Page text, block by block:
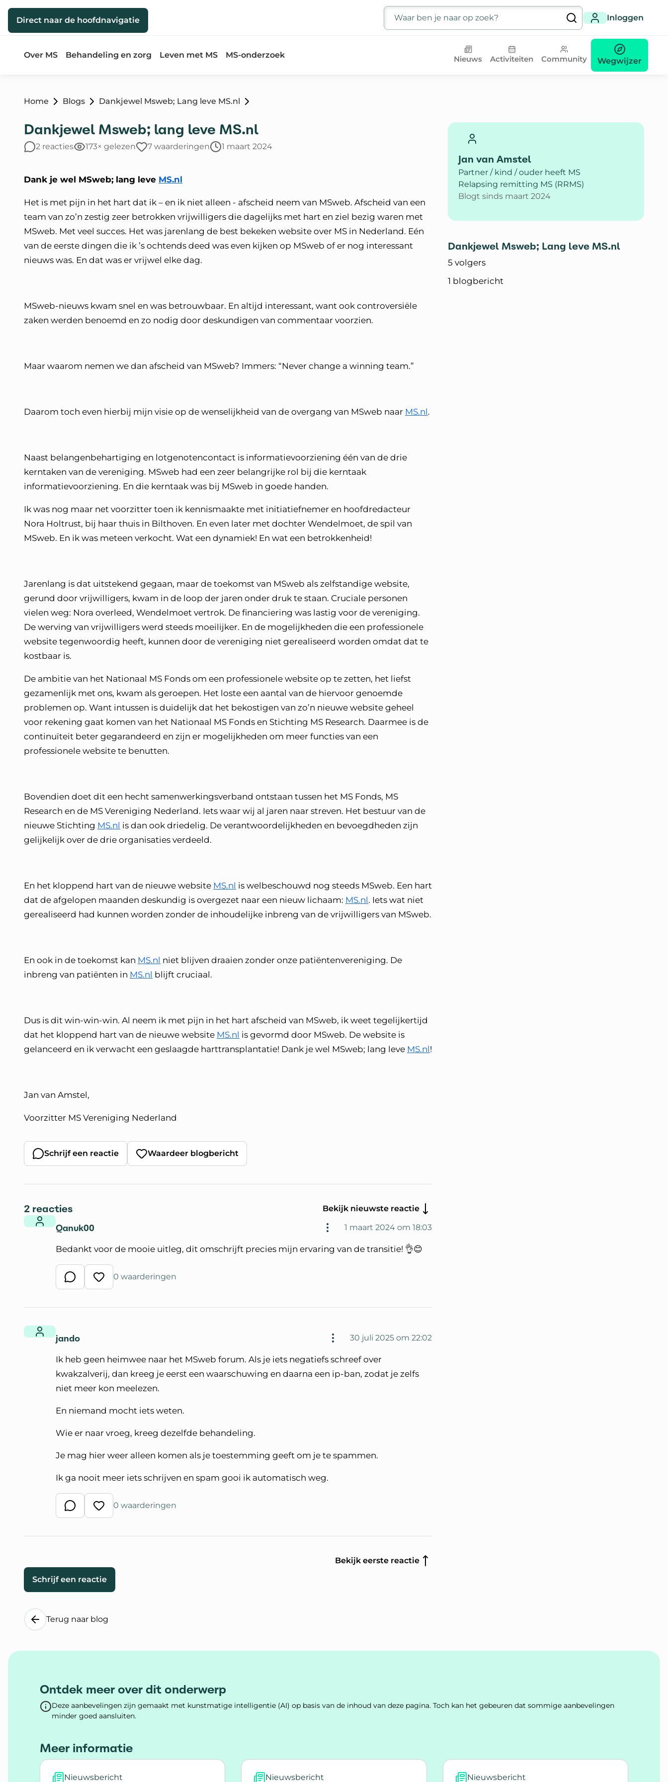
Direct naar de inhoud
Direct naar de hoofdnavigatie
Zoeken
Inloggen
Over MS Behandeling en zorg Leven met MS MS-onderzoek Nieuws Activiteiten Community Wegwijzer
Home Blogs Dankjewel Msweb; Lang leve MS.nl
Dankjewel Msweb; lang leve MS.nl
2 reacties 173× gelezen 7 waarderingen 1 maart 2024
Dank je wel MSweb; lang leve MS.nl
Het is met pijn in het hart dat ik – en ik niet alleen - afscheid neem van MSweb. Afscheid van een
team van zo’n zestig zeer betrokken vrijwilligers die dagelijks met hart en ziel bezig waren met
MSweb. Met veel succes. Het was jarenlang de best bekeken website over MS in Nederland. Eén
van de eerste dingen die ik ’s ochtends deed was even kijken op MSweb of er nog interessant
nieuws was. En dat was er vrijwel elke dag.
MSweb-nieuws kwam snel en was betrouwbaar. En altijd interessant, want ook controversiële
zaken werden benoemd en zo nodig door deskundigen van commentaar voorzien.
Maar waarom nemen we dan afscheid van MSweb? Immers: “Never change a winning team.”
Daarom toch even hierbij mijn visie op de wenselijkheid van de overgang van MSweb naar MS.nl.
Naast belangenbehartiging en lotgenotencontact is informatievoorziening één van de drie
kerntaken van de vereniging. MSweb had een zeer belangrijke rol bij die kerntaak
informatievoorziening. En die kerntaak was bij MSweb in goede handen.
Ik was nog maar net voorzitter toen ik kennismaakte met initiatiefnemer en hoofdredacteur
Nora Holtrust, bij haar thuis in Bilthoven. En even later met dochter Wendelmoet, de spil van
MSweb. En ik was meteen verkocht. Wat een dynamiek! En wat een betrokkenheid!
Jarenlang is dat uitstekend gegaan, maar de toekomst van MSweb als zelfstandige website,
gerund door vrijwilligers, kwam in de loop der jaren onder druk te staan. Cruciale personen
vielen weg: Nora overleed, Wendelmoet vertrok. De financiering was lastig voor de vereniging.
De werving van vrijwilligers werd steeds moeilijker. En de mogelijkheden die een professionele
website tegenwoordig heeft, kunnen door de vereniging niet gerealiseerd worden omdat dat te
kostbaar is.
De ambitie van het Nationaal MS Fonds om een professionele website op te zetten, het liefst
gezamenlijk met ons, kwam als geroepen. Het loste een aantal van de hiervoor genoemde
problemen op. Want intussen is duidelijk dat het bekostigen van zo’n nieuwe website geheel
voor rekening gaat komen van het Nationaal MS Fonds en Stichting MS Research. Daarmee is de
continuïteit beter gegarandeerd en zijn er mogelijkheden om meer functies van een
professionele website te benutten.
Bovendien doet dit een hecht samenwerkingsverband ontstaan tussen het MS Fonds, MS
Research en de MS Vereniging Nederland. Iets waar wij al jaren naar streven. Het bestuur van de
nieuwe Stichting MS.nl is dan ook driedelig. De verantwoordelijkheden en bevoegdheden zijn
gelijkelijk over de drie organisaties verdeeld.
En het kloppend hart van de nieuwe website MS.nl is welbeschouwd nog steeds MSweb. Een hart
dat de afgelopen maanden deskundig is overgezet naar een nieuw lichaam: MS.nl. Iets wat niet
gerealiseerd had kunnen worden zonder de inhoudelijke inbreng van de vrijwilligers van MSweb.
En ook in de toekomst kan MS.nl niet blijven draaien zonder onze patiëntenvereniging. De
inbreng van patiënten in MS.nl blijft cruciaal.
Dus is dit win-win-win. Al neem ik met pijn in het hart afscheid van MSweb, ik weet tegelijkertijd
dat het kloppend hart van de nieuwe website MS.nl is gevormd door MSweb. De website is
gelanceerd en ik verwacht een geslaagde harttransplantatie! Dank je wel MSweb; lang leve MS.nl!
Jan van Amstel,
Voorzitter MS Vereniging Nederland
Schrijf een reactie Waardeer blogbericht
2 reacties Bekijk nieuwste reactie
Qanuk00 1 maart 2024 om 18:03
Bedankt voor de mooie uitleg, dit omschrijft precies mijn ervaring van de transitie! 👌😊
Schrijf een reactie
Waardeer reactie
0 waarderingen
jando 30 juli 2025 om 22:02
Ik heb geen heimwee naar het MSweb forum. Als je iets negatiefs schreef over
kwakzalverij, dan kreeg je eerst een waarschuwing en daarna een ip-ban, zodat je zelfs
niet meer kon meelezen.
En niemand mocht iets weten.
Wie er naar vroeg, kreeg dezelfde behandeling.
Je mag hier weer alleen komen als je toestemming geeft om je te spammen.
Ik ga nooit meer iets schrijven en spam gooi ik automatisch weg.
Schrijf een reactie
Waardeer reactie
0 waarderingen
Bekijk eerste reactie
Schrijf een reactie
Jan van Amstel
Partner / kind / ouder heeft MS
Relapsing remitting MS (RRMS)
Blogt sinds maart 2024
Dankjewel Msweb; Lang leve MS.nl
5 volgers
1 blogbericht
Terug naar blog
Ontdek meer over dit onderwerp
Deze aanbevelingen zijn gemaakt met kunstmatige intelligentie (AI) op basis van de inhoud van deze pagina. Toch kan het gebeuren dat sommige aanbevelingen
minder goed aansluiten.
Meer informatie
Nieuwsbericht Nieuwsbericht Nieuwsbericht